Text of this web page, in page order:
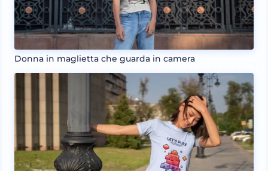
Donna in maglietta che guarda in camera